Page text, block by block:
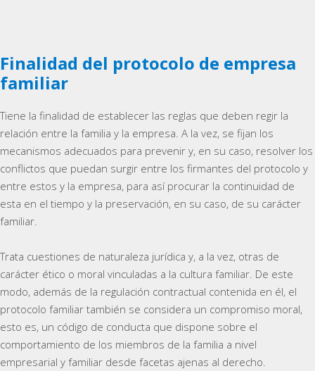
Finalidad del protocolo de empresa
familiar
Tiene la finalidad de establecer las reglas que deben regir la
relación entre la familia y la empresa. A la vez, se fijan los
mecanismos adecuados para prevenir y, en su caso, resolver los
conflictos que puedan surgir entre los firmantes del protocolo y
entre estos y la empresa, para así procurar la continuidad de
esta en el tiempo y la preservación, en su caso, de su carácter
familiar.
Trata cuestiones de naturaleza jurídica y, a la vez, otras de
carácter ético o moral vinculadas a la cultura familiar. De este
modo, además de la regulación contractual contenida en él, el
protocolo familiar también se considera un compromiso moral,
esto es, un código de conducta que dispone sobre el
comportamiento de los miembros de la familia a nivel
empresarial y familiar desde facetas ajenas al derecho.